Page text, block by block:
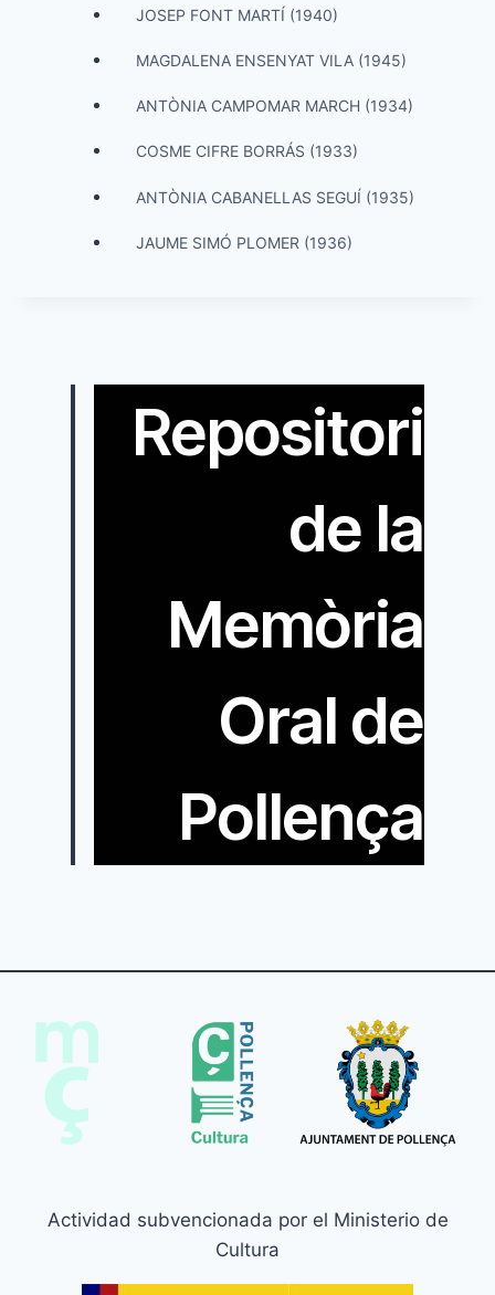
JOSEP FONT MARTÍ (1940)
MAGDALENA ENSENYAT VILA (1945)
ANTÒNIA CAMPOMAR MARCH (1934)
COSME CIFRE BORRÁS (1933)
ANTÒNIA CABANELLAS SEGUÍ (1935)
JAUME SIMÓ PLOMER (1936)
Repositori
de la
Memòria
Oral de
Pollença
Actividad subvencionada por el Ministerio de
Cultura